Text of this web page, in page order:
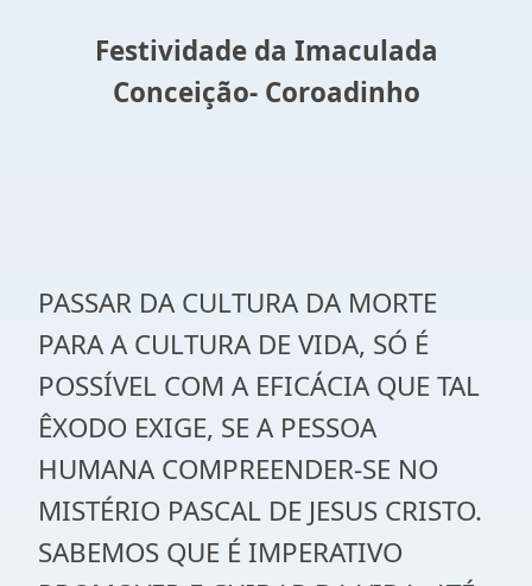
Festividade da Imaculada
Conceição- Coroadinho
PASSAR DA CULTURA DA MORTE
PARA A CULTURA DE VIDA, SÓ É
POSSÍVEL COM A EFICÁCIA QUE TAL
ÊXODO EXIGE, SE A PESSOA
HUMANA COMPREENDER-SE NO
MISTÉRIO PASCAL DE JESUS CRISTO.
SABEMOS QUE É IMPERATIVO